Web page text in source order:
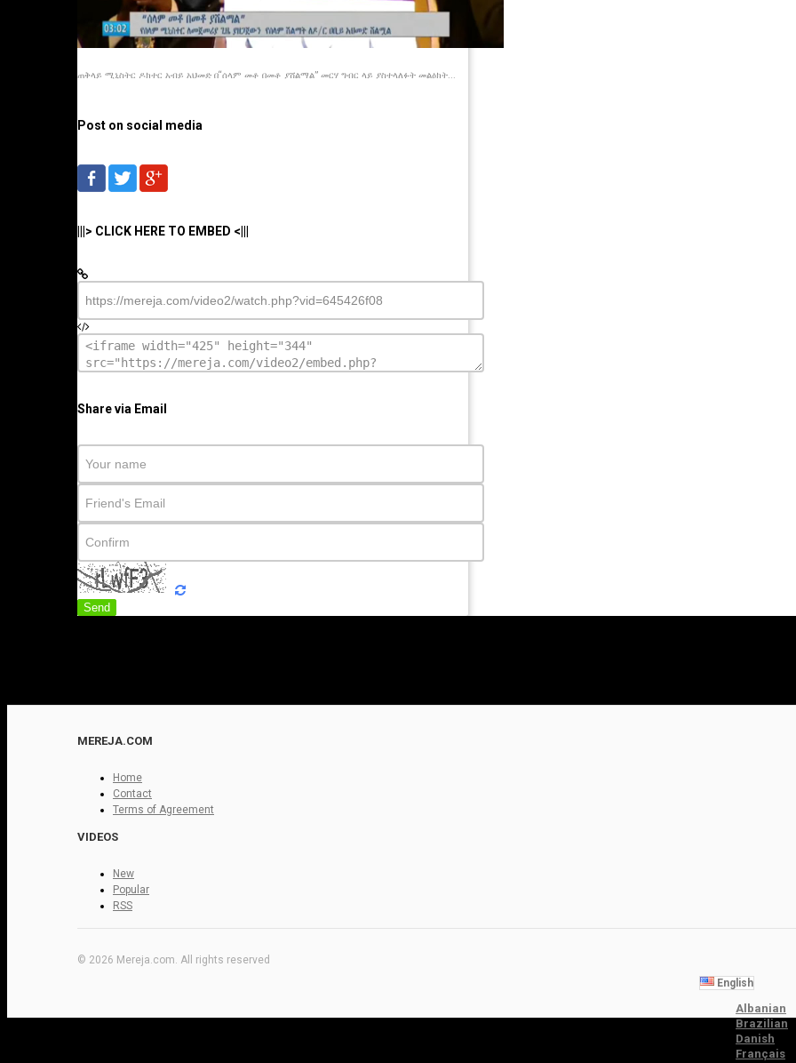
ጠቅላይ ሚኒስትር ዶክተር አብይ አህመድ በ“ሰላም መቶ በመቶ ያሸልማል” መርሃ ግብር ላይ ያስተላለፉት መልዕክት...
Post on social media
|||> CLICK HERE TO EMBED <|||
Share via Email
Send
MEREJA.COM
Home
Contact
Terms of Agreement
VIDEOS
New
Popular
RSS
© 2026 Mereja.com. All rights reserved
English
Albanian
Brazilian
Danish
Français